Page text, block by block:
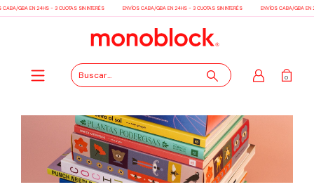
GBA EN 24HS - 3 CUOTAS SIN INTERÉS ENVÍOS CABA/GBA EN 24HS - 3 CUOTAS SIN INTERÉS ENVÍOS CABA/GBA EN
0